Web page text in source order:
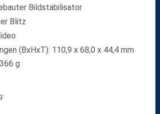
Bildstabilisator
Blitz
(BxHxT): 110,9 x 68,0 x 44,4 mm
g